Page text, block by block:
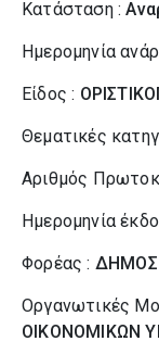
Κατάσταση :
Ημερομηνία
Είδος :
Θεματικές
Αριθμός
Ημερομηνία
Φορέας : ΔΗΜΟΣ
Οργανωτικές
ΟΙΚΟΝΟΜΙΚΩΝ